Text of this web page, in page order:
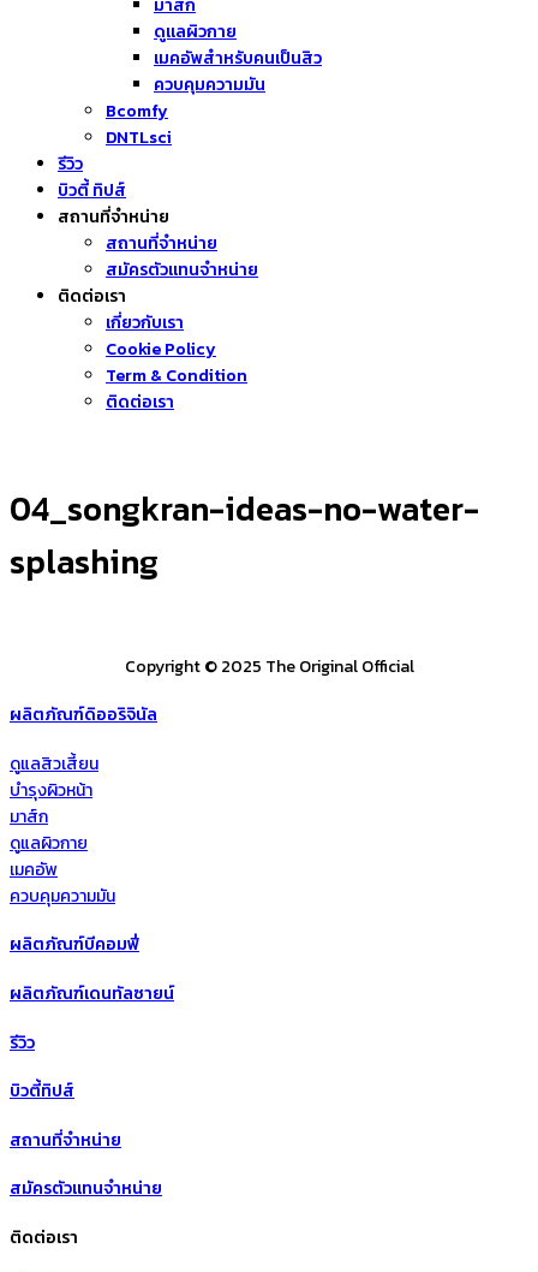
มาส์ก
ดูแลผิวกาย
เมคอัพสำหรับคนเป็นสิว
ควบคุมความมัน
Bcomfy
DNTLsci
รีวิว
บิวตี้ ทิปส์
สถานที่จำหน่าย
สถานที่จำหน่าย
สมัครตัวแทนจำหน่าย
ติดต่อเรา
เกี่ยวกับเรา
Cookie Policy
Term & Condition
ติดต่อเรา
04_songkran-ideas-no-water-
splashing
Copyright © 2025 The Original Official
ผลิตภัณฑ์ดิออริจินัล
ดูแลสิวเสี้ยน
บำรุงผิวหน้า
มาส์ก
ดูแลผิวกาย
เมคอัพ
ควบคุมความมัน
ผลิตภัณฑ์บีคอมฟี่
ผลิตภัณฑ์เดนทัลซายน์
รีวิว
บิวตี้ทิปส์
สถานที่จำหน่าย
สมัครตัวแทนจำหน่าย
ติดต่อเรา